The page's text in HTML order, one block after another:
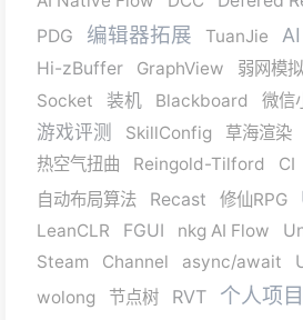
PDG 编辑器拓展 TuanJie AI
Hi-zBuffer
GraphView 弱网模拟
Socket
装机 Blackboard 微信
游戏评测
SkillConfig 草海渲染
热空气扭曲
Reingold-Tilford CI
自动布局算法
Recast 修仙RPG
LeanCLR FGUI nkg AI Flow
Steam
Channel async/await
wolong
节点树 RVT 个人项目